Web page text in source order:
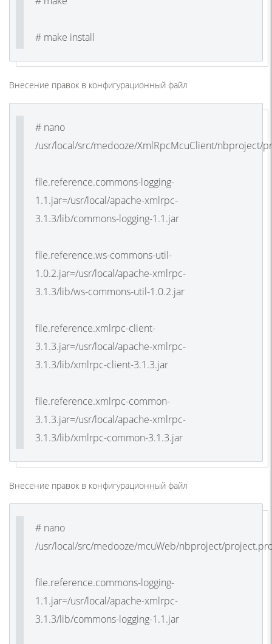
# make install
Внесение правок в конфигурационный файл
# nano
/usr/local/src/medooze/XmlRpcMcuClient/nbproject/
file.reference.commons-logging-
1.1.jar=/usr/local/apache-xmlrpc-
3.1.3/lib/commons-logging-1.1.jar
file.reference.ws-commons-util-
1.0.2.jar=/usr/local/apache-xmlrpc-
3.1.3/lib/ws-commons-util-1.0.2.jar
file.reference.xmlrpc-client-
3.1.3.jar=/usr/local/apache-xmlrpc-
3.1.3/lib/xmlrpc-client-3.1.3.jar
file.reference.xmlrpc-common-
3.1.3.jar=/usr/local/apache-xmlrpc-
3.1.3/lib/xmlrpc-common-3.1.3.jar
Внесение правок в конфигурационный файл
# nano
/usr/local/src/medooze/mcuWeb/nbproject/
file.reference.commons-logging-
1.1.jar=/usr/local/apache-xmlrpc-
3.1.3/lib/commons-logging-1.1.jar